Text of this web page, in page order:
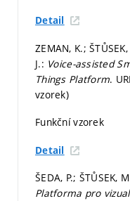
Detail
ZEMAN, K.;
J.: Voice-assisted
Things Platform.
vzorek)
Funkční vzorek
Detail
ŠEDA, P.; ŠTŮSEK,
Platforma pro